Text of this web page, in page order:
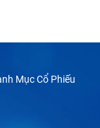
Mục Cổ Phiếu